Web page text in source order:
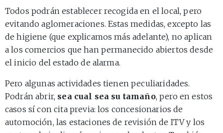
Todos podrán establecer recogida en el local, pero
evitando aglomeraciones. Estas medidas, excepto las
de higiene (que explicamos más adelante), no aplican
a los comercios que han permanecido abiertos desde
el inicio del estado de alarma.
Pero algunas actividades tienen peculiaridades.
Podrán abrir, sea cual sea su tamaño, pero en estos
casos sí con cita previa: los concesionarios de
automoción, las estaciones de revisión de ITV y los